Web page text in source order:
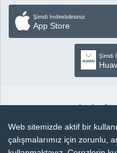
Şimdi İndirebilirsiniz
App Store
Şimdi
Sosyal
Web sitemizde aktif bir
çalışmalarımız için zorunlu,